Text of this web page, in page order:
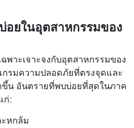
ยในอุตสาหกรรมของ
พาะเจาะจงกับอุตสาหกรรมของ
รมความปลอดภัยที่ตรงจุดและ
น อันตรายที่พบบ่อยที่สุดในภาค
ก่:
หกล้ม